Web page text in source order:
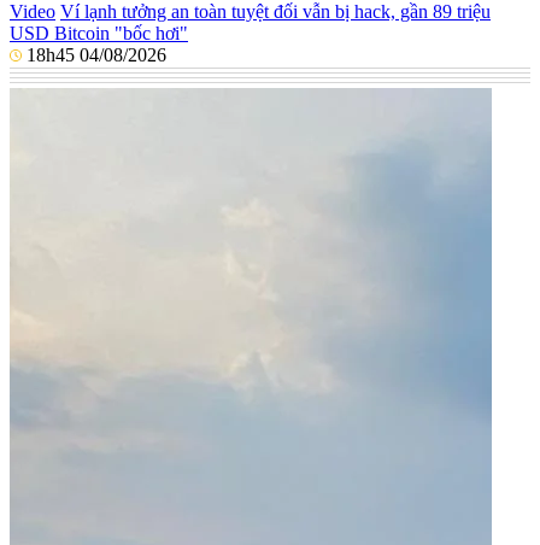
Video Ví lạnh tưởng an toàn tuyệt đối vẫn bị hack, gần 89 triệu
USD Bitcoin "bốc hơi"
18h45 04/08/2026